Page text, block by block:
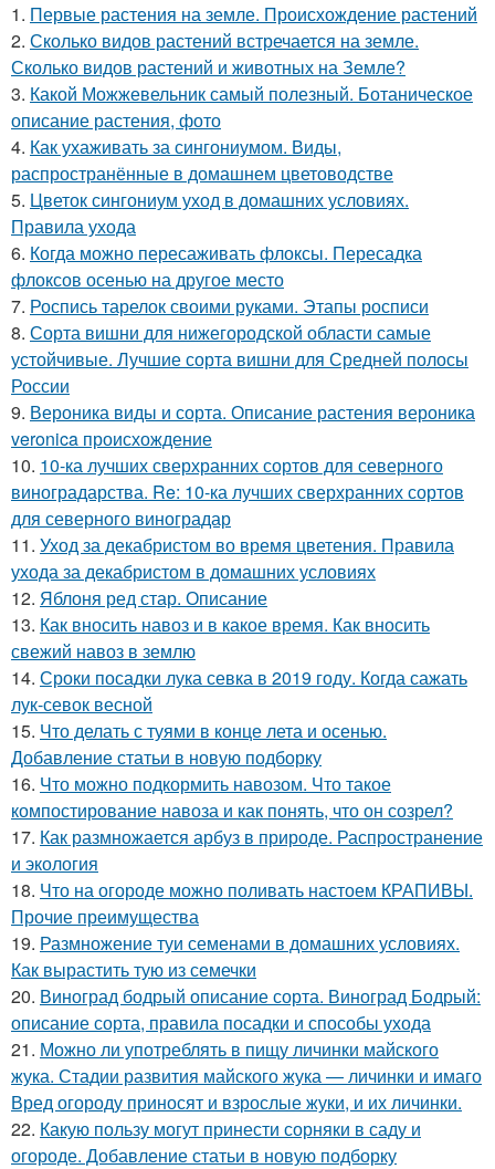
1. Первые растения на земле. Происхождение растений
2. Сколько видов растений встречается на земле.
Сколько видов растений и животных на Земле?
3. Какой Можжевельник самый полезный. Ботаническое
описание растения, фото
4. Как ухаживать за сингониумом. Виды,
распространённые в домашнем цветоводстве
5. Цветок сингониум уход в домашних условиях.
Правила ухода
6. Когда можно пересаживать флоксы. Пересадка
флоксов осенью на другое место
7. Роспись тарелок своими руками. Этапы росписи
8. Сорта вишни для нижегородской области самые
устойчивые. Лучшие сорта вишни для Средней полосы
России
9. Вероника виды и сорта. Описание растения вероника
veronica происхождение
10. 10-ка лучших сверхранних сортов для северного
виноградарства. Re: 10-ка лучших сверхранних сортов
для северного виноградар
11. Уход за декабристом во время цветения. Правила
ухода за декабристом в домашних условиях
12. Яблоня ред стар. Описание
13. Как вносить навоз и в какое время. Как вносить
свежий навоз в землю
14. Сроки посадки лука севка в 2019 году. Когда сажать
лук-севок весной
15. Что делать с туями в конце лета и осенью.
Добавление статьи в новую подборку
16. Что можно подкормить навозом. Что такое
компостирование навоза и как понять, что он созрел?
17. Как размножается арбуз в природе. Распространение
и экология
18. Что на огороде можно поливать настоем КРАПИВЫ.
Прочие преимущества
19. Размножение туи семенами в домашних условиях.
Как вырастить тую из семечки
20. Виноград бодрый описание сорта. Виноград Бодрый:
описание сорта, правила посадки и способы ухода
21. Можно ли употреблять в пищу личинки майского
жука. Стадии развития майского жука — личинки и имаго
Вред огороду приносят и взрослые жуки, и их личинки.
22. Какую пользу могут принести сорняки в саду и
огороде. Добавление статьи в новую подборку